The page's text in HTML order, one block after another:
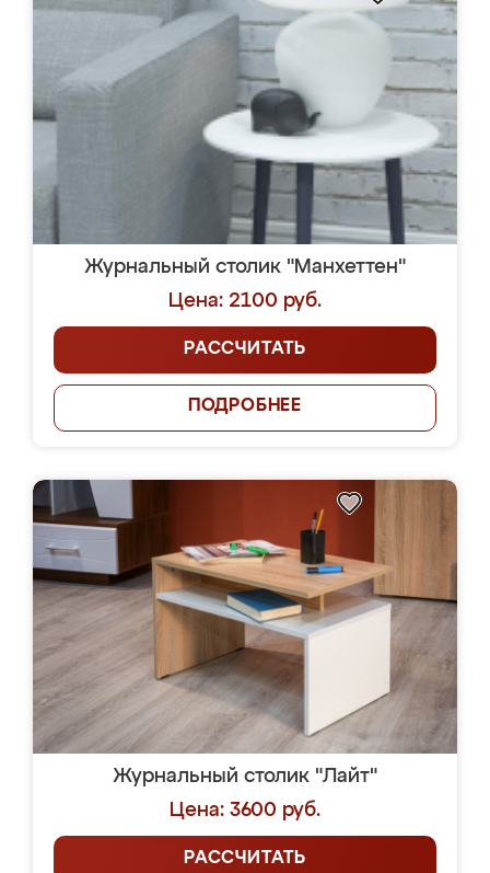
Журнальный столик "Манхеттен"
Цена: 2100 руб.
РАССЧИТАТЬ
ПОДРОБНЕЕ
Журнальный столик "Лайт"
Цена: 3600 руб.
РАССЧИТАТЬ